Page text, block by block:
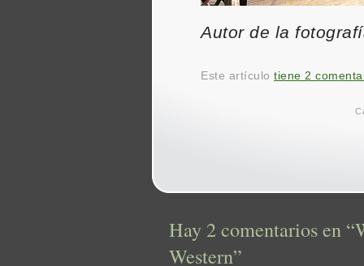
Autor de la
Este artículo tiene 2
Hay 2 comentarios en
Western”